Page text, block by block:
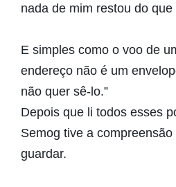
nada de mim restou do que
E simples como o voo de
endereço não é um
não quer sê-lo.”
Depois que li todos esses
Semog tive a
guardar.